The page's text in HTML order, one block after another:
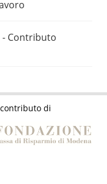
- Contributo
di